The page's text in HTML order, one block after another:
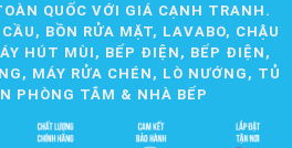
QUỐC VỚI GIÁ CẠNH TRANH.
BỒN RỬA MẶT, LAVABO, CHẬU
HÚT MÙI, BẾP ĐIỆN, BẾP ĐIỆN,
MÁY RỬA CHÉN, LÒ NƯỚNG, TỦ
PHÒNG TẮM & NHÀ BẾP